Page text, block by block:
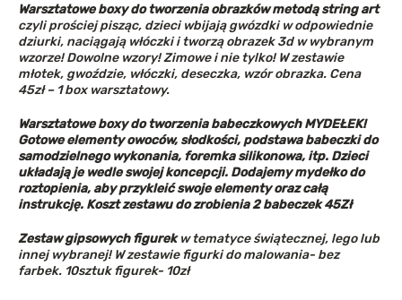
Warsztatowe boxy do tworzenia obrazków metodą string art
czyli prościej pisząc, dzieci wbijają gwózdki w odpowiednie
dziurki, naciągają włóczki i tworzą obrazek 3d w wybranym
wzorze! Dowolne wzory! Zimowe i nie tylko! W zestawie
młotek, gwoździe, włóczki, deseczka, wzór obrazka. Cena
45zł – 1 box warsztatowy.
Warsztatowe boxy do tworzenia babeczkowych MYDEŁEK!
Gotowe elementy owoców, słodkości, podstawa babeczki do
samodzielnego wykonania, foremka silikonowa, itp. Dzieci
układają je wedle swojej koncepcji. Dodajemy mydełko do
roztopienia, aby przykleić swoje elementy oraz całą
instrukcję. Koszt zestawu do zrobienia 2 babeczek 45Zł
Zestaw gipsowych figurekw tematyce świątecznej, lego lub
innej wybranej! W zestawie figurki do malowania- bez
farbek. 10sztuk figurek- 10zł